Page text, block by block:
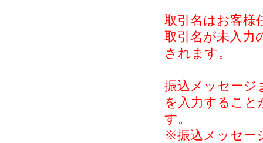
取引名はお客様
取引名が未入力
されます。
振込メッセージ
を入力するこ
す。
※振込メッセー